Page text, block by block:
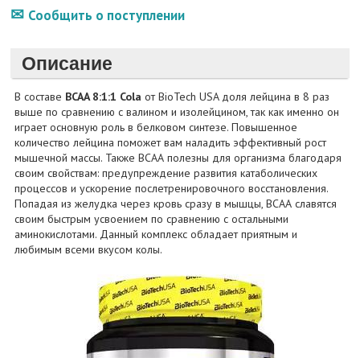
Сообщить о поступлении
Описание
В составе BCAA 8:1:1 Cola от BioTech USA доля лейцина в 8 раз
выше по сравнению с валином и изолейцином, так как именно он
играет основную роль в белковом синтезе. Повышенное
количество лейцина поможет вам наладить эффективный рост
мышечной массы. Также ВСАА полезны для организма благодаря
своим свойствам: предупреждение развития катаболических
процессов и ускорение послетренировочного восстановления.
Попадая из желудка через кровь сразу в мышцы, ВСАА славятся
своим быстрым усвоением по сравнению с остальными
аминокислотами. Данный комплекс обладает приятным и
любимым всеми вкусом колы.